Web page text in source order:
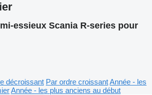
essieux Scania R-series pour
décroissant Par ordre croissantAnnée - les
Année - les plus anciens au début